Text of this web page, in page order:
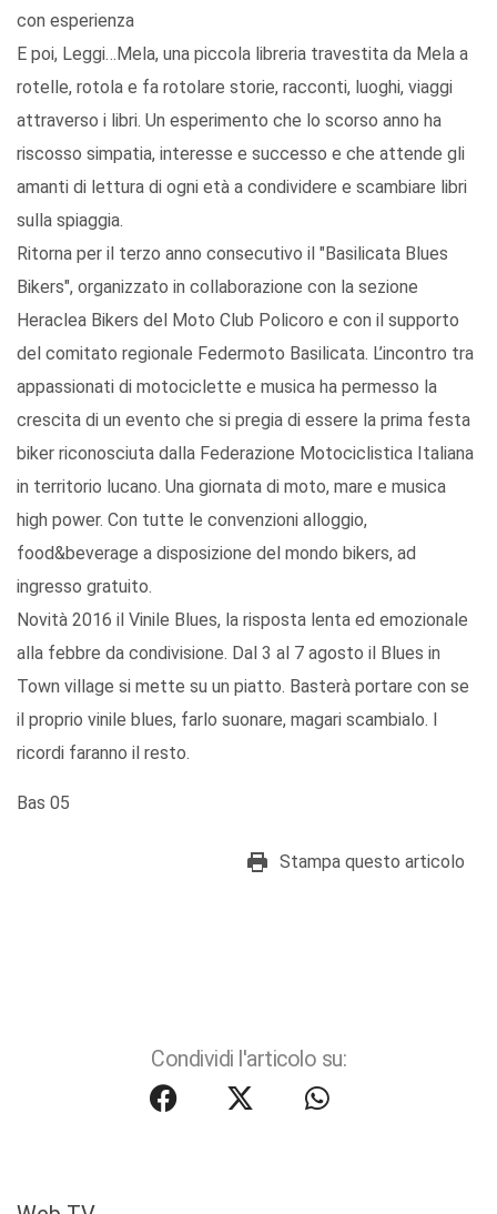
con esperienza
E poi, Leggi…Mela, una piccola libreria travestita da Mela a
rotelle, rotola e fa rotolare storie, racconti, luoghi, viaggi
attraverso i libri. Un esperimento che lo scorso anno ha
riscosso simpatia, interesse e successo e che attende gli
amanti di lettura di ogni età a condividere e scambiare libri
sulla spiaggia.
Ritorna per il terzo anno consecutivo il "Basilicata Blues
Bikers", organizzato in collaborazione con la sezione
Heraclea Bikers del Moto Club Policoro e con il supporto
del comitato regionale Federmoto Basilicata. L’incontro tra
appassionati di motociclette e musica ha permesso la
crescita di un evento che si pregia di essere la prima festa
biker riconosciuta dalla Federazione Motociclistica Italiana
in territorio lucano. Una giornata di moto, mare e musica
high power. Con tutte le convenzioni alloggio,
food&beverage a disposizione del mondo bikers, ad
ingresso gratuito.
Novità 2016 il Vinile Blues, la risposta lenta ed emozionale
alla febbre da condivisione. Dal 3 al 7 agosto il Blues in
Town village si mette su un piatto. Basterà portare con se
il proprio vinile blues, farlo suonare, magari scambialo. I
ricordi faranno il resto.
Bas 05
Stampa questo articolo
Condividi l'articolo su: